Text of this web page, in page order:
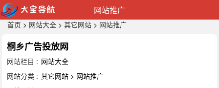
网站推广
首页 > 网站大全 > 其它网站 > 网站推广
桐乡广告投放网
网站栏目 : 网站大全
网站分类 : 其它网站 > 网站推广